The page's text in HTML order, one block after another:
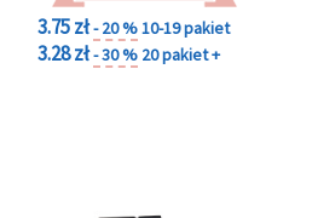
3.75 zł- 20 %10-19 pakiet
3.28 zł- 30 % 20 pakiet +